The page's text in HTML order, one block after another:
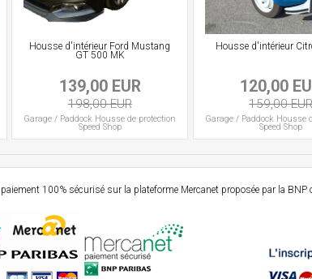
Housse d'intérieur Ford Mustang
GT 500 MK
139,00 EUR
198,00 EUR
Garage / Paddock Housse de protection
Speed Shop
Housse d'intérieur
120,00
159,00 EUR
Garage / Paddock Housse
Speed Shop
100% sécurisé sur la plateforme Mercanet proposée par la BNP